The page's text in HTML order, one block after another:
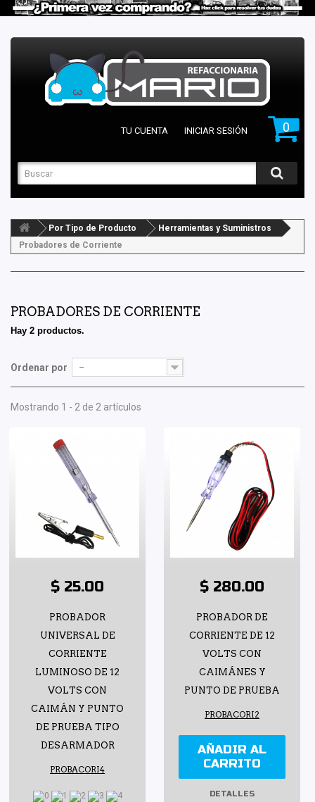
0
TU CUENTA INICIAR SESIÓN
Por Tipo de Producto
Herramientas y Suministros
Probadores de Corriente
PROBADORES DE CORRIENTE
Hay 2 productos.
Ordenar por --
Mostrando 1 - 2 de 2 artículos
$ 25.00
PROBADOR
UNIVERSAL DE
CORRIENTE
LUMINOSO DE 12
VOLTS CON
CAIMÁN Y PUNTO
DE PRUEBA TIPO
DESARMADOR
PROBACORI4
$ 280.00
PROBADOR DE
CORRIENTE DE 12
VOLTS CON
CAIMÁNES Y
PUNTO DE PRUEBA
PROBACORI2
AÑADIR AL
CARRITO
DETALLES